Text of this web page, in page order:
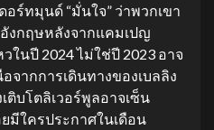
ร์ทมุนด์ “มั่นใจ” ว่าพวกเขา
งกฤษหลังจากแคมเปญ
ในปี 2024 ไม่ใช่ปี 2023 อาจ
ากการเดินทางของเบลลิง
ติบโตลิเวอร์พูลอาจเซ็น
ใครประกาศในเดือน